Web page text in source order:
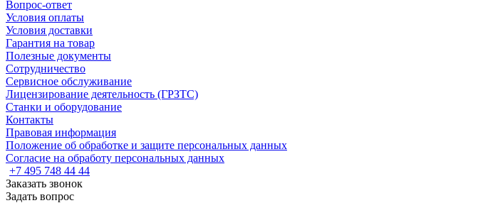
Вопрос-ответ
Условия оплаты
Условия доставки
Гарантия на товар
Полезные документы
Сотрудничество
Сервисное обслуживание
Лицензирование деятельность (ГРЗТС)
Станки и оборудование
Контакты
Правовая информация
Положение об обработке и защите персональных данных
Согласие на обработу персональных данных
+7 495 748 44 44
Заказать звонок
Задать вопрос